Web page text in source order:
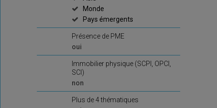
Monde
Pays émergents
Présence de PME
oui
Immobilier physique (SCPI, OPCI,
SCI)
non
Plus de 4 thématiques